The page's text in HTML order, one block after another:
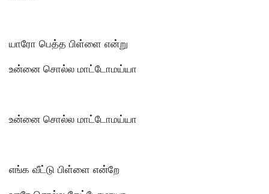
யாரோ பெத்த பிள்ளை என்று
உன்னை சொல்ல மாட்டோமய்யா
உன்னை சொல்ல மாட்டோமய்யா
எங்க வீட்டு பிள்ளை என்றே